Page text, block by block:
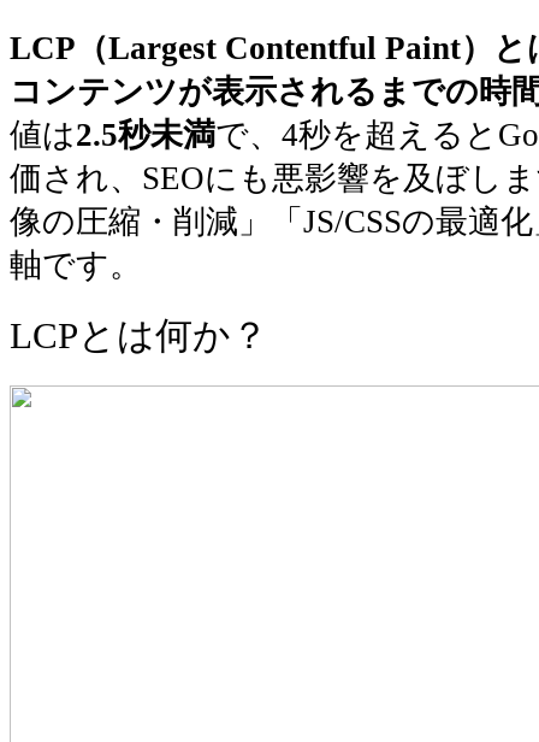
LCP（Largest Contentful Paint）
コンテンツが表示されるまでの時
値は2.5秒未満で、4秒を超えると
価され、SEOにも悪影響を及ぼし
像の圧縮・削減」「JS/CSSの最適
軸です。
LCPとは何か？